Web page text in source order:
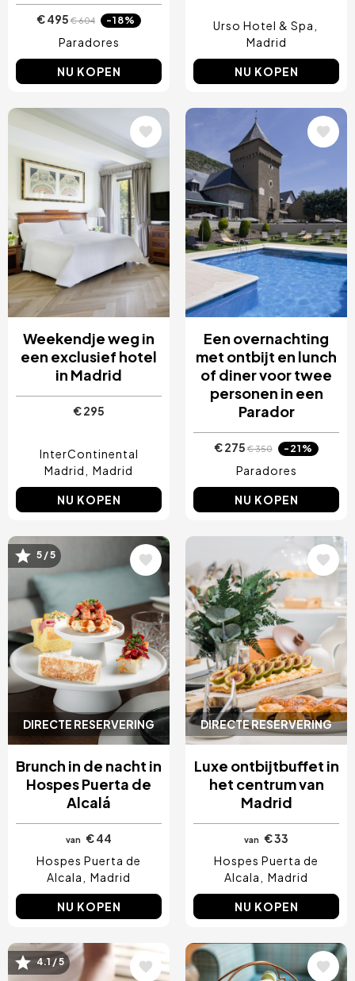
€ 495€ 604 -18%
Paradores
NU KOPEN
Urso Hotel & Spa
Madrid
NU KOPEN
Afbeelding
Weekendje weg in
een exclusief hotel
in Madrid
€ 295
InterContinental
Madrid
Madrid
NU KOPEN
Afbeelding
Een overnachting
met ontbijt en lunch
of diner voor twee
personen in een
Parador
€ 275€ 350 -21%
Paradores
NU KOPEN
DIRECTE RESERVERING
Afbeelding
5 / 5
Brunch in de nacht in
Hospes Puerta de
Alcalá
van
€ 44
Hospes Puerta de
Alcala
Madrid
NU KOPEN
DIRECTE RESERVERING
Afbeelding
Luxe ontbijtbuffet in
het centrum van
Madrid
van
€ 33
Hospes Puerta de
Alcala
Madrid
NU KOPEN
Afbeelding
4.1 / 5 Afbeelding